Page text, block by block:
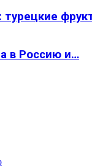
турецкие
в Россию и…